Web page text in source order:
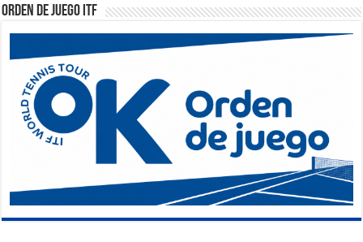
Orden de Juego ITF